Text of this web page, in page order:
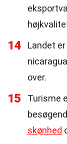
14 Landet
over.
15
Turisme
skønhed